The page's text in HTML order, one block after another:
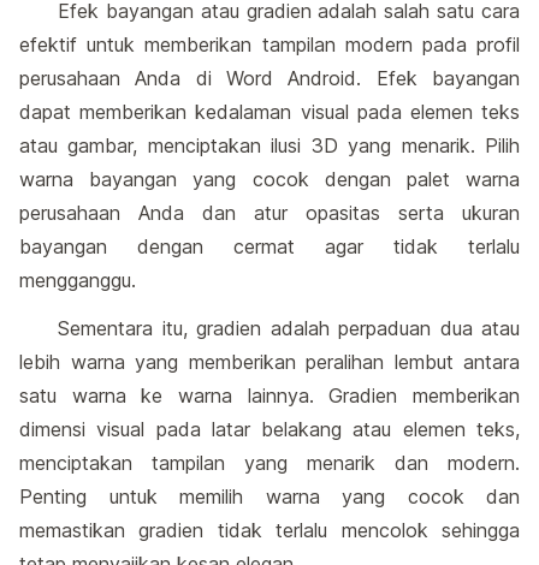
Efek bayangan atau gradien adalah salah satu cara
efektif untuk memberikan tampilan modern pada profil
perusahaan Anda di Word Android. Efek bayangan
dapat memberikan kedalaman visual pada elemen teks
atau gambar, menciptakan ilusi 3D yang menarik. Pilih
warna bayangan yang cocok dengan palet warna
perusahaan Anda dan atur opasitas serta ukuran
bayangan dengan cermat agar tidak terlalu
mengganggu.
Sementara itu, gradien adalah perpaduan dua atau
lebih warna yang memberikan peralihan lembut antara
satu warna ke warna lainnya. Gradien memberikan
dimensi visual pada latar belakang atau elemen teks,
menciptakan tampilan yang menarik dan modern.
Penting untuk memilih warna yang cocok dan
memastikan gradien tidak terlalu mencolok sehingga